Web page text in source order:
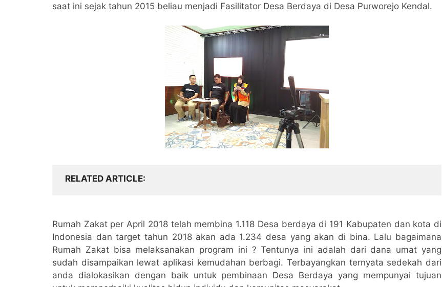
saat ini sejak tahun 2015 beliau menjadi Fasilitator Desa Berdaya di Desa Purworejo Kendal.
RELATED ARTICLE
Rumah Zakat per April 2018 telah membina 1.118 Desa berdaya di 191 Kabupaten dan kota di
Indonesia dan target tahun 2018 akan ada 1.234 desa yang akan di bina. Lalu bagaimana
Rumah Zakat bisa melaksanakan program ini ? Tentunya ini adalah dari dana umat yang
sudah disampaikan lewat aplikasi kemudahan berbagi. Terbayangkan ternyata sedekah dari
anda dialokasikan dengan baik untuk pembinaan Desa Berdaya yang mempunyai tujuan